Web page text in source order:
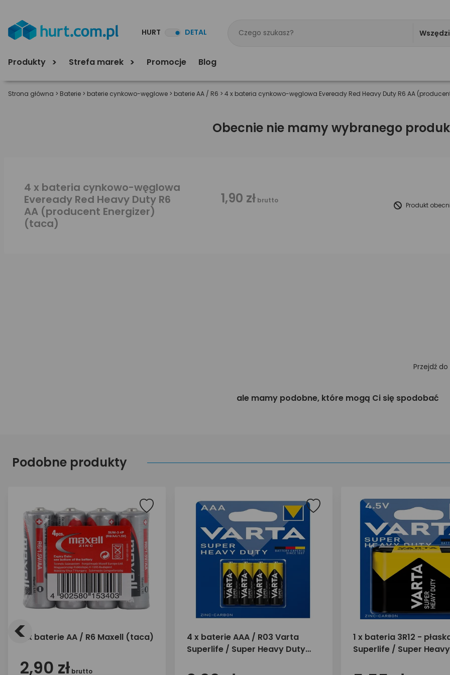
HURT DETAL
Produkty Strefa marek Promocje Blog
Strona główna > Baterie > baterie cynkowo-węglowe > baterie AA / R6 > 4 x bateria cynkowo-węglowa Eveready Red Heavy Duty R6 AA
Obecnie nie mamy wybranego
4 x bateria cynkowo-węglowa
Eveready Red Heavy Duty R6
AA (producent Energizer)
(taca)
1,90 zł brutto
Produkt
Przejdź do
ale mamy podobne, które mogą Ci się spodobać
Podobne produkty
4 x baterie AA / R6 Maxell (taca)
2,90 zł brutto
4 x baterie AAA / R03 Varta
Superlife / Super Heavy Duty
1 x bateria 3R12 -
Superlife / Super
<